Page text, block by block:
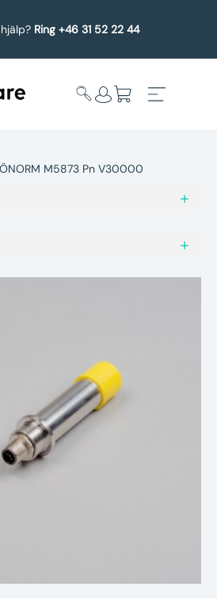
Ring +46 31 52 22 44
undermeny
Service
Nyheter
Underhållstips
Kontakt
M5873 Pn V30000